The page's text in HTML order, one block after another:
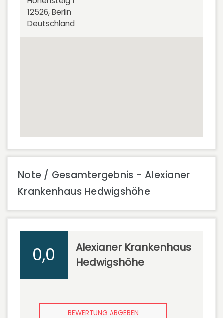
12526, Berlin
Deutschland
Note / Gesamtergebnis - Alexianer
Krankenhaus Hedwigshöhe
0,0
Alexianer Krankenhaus
Hedwigshöhe
BEWERTUNG ABGEBEN